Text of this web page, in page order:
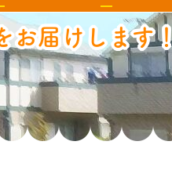
お届けします